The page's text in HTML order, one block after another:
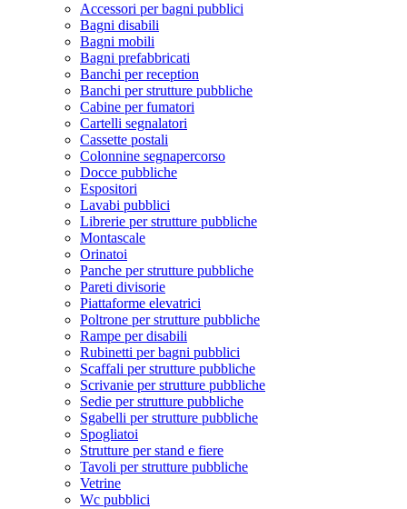
Accessori per bagni pubblici
Bagni disabili
Bagni mobili
Bagni prefabbricati
Banchi per reception
Banchi per strutture pubbliche
Cabine per fumatori
Cartelli segnalatori
Cassette postali
Colonnine segnapercorso
Docce pubbliche
Espositori
Lavabi pubblici
Librerie per strutture pubbliche
Montascale
Orinatoi
Panche per strutture pubbliche
Pareti divisorie
Piattaforme elevatrici
Poltrone per strutture pubbliche
Rampe per disabili
Rubinetti per bagni pubblici
Scaffali per strutture pubbliche
Scrivanie per strutture pubbliche
Sedie per strutture pubbliche
Sgabelli per strutture pubbliche
Spogliatoi
Strutture per stand e fiere
Tavoli per strutture pubbliche
Vetrine
Wc pubblici